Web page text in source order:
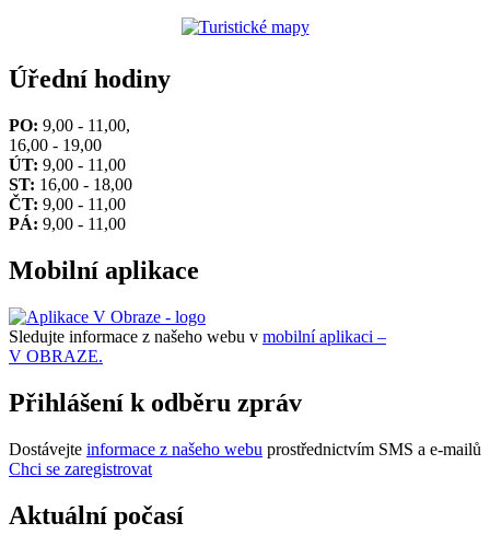
Úřední hodiny
PO: 9,00 - 11,00,
16,00 - 19,00
ÚT: 9,00 - 11,00
ST: 16,00 - 18,00
ČT: 9,00 - 11,00
PÁ: 9,00 - 11,00
Mobilní aplikace
Sledujte informace z našeho webu v mobilní aplikaci –
V OBRAZE.
Přihlášení k odběru zpráv
Dostávejte informace z našeho webu prostřednictvím SMS a e-mailů
Chci se zaregistrovat
Aktuální počasí